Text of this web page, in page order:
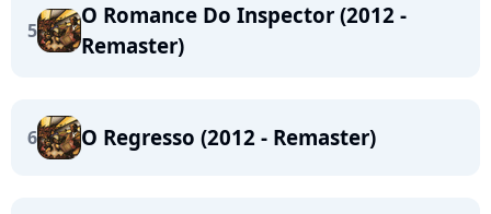
5
O Romance Do Inspector (2012 -
Remaster)
6 O Regresso (2012 - Remaster)